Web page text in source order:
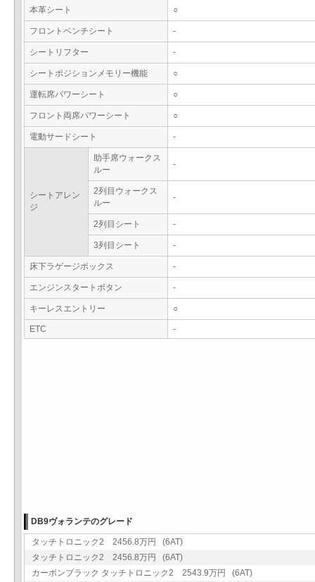
本革シート ○
フロントベンチシート -
シートリフター -
シートポジションメモリー機能 ○
運転席パワーシート ○
フロント両席パワーシート ○
電動サードシート -
シートアレン
ジ
助手席ウォークス
ルー
-
2列目ウォークス
ルー
-
2列目シート -
3列目シート -
床下ラゲージボックス -
エンジンスタートボタン -
キーレスエントリー ○
ETC -
DB9ヴォランテのグレード
タッチトロニック2 2456.8万円 (6AT)
タッチトロニック2 2456.8万円 (6AT)
カーボンブラック タッチトロニック2 2543.9万円 (6AT)